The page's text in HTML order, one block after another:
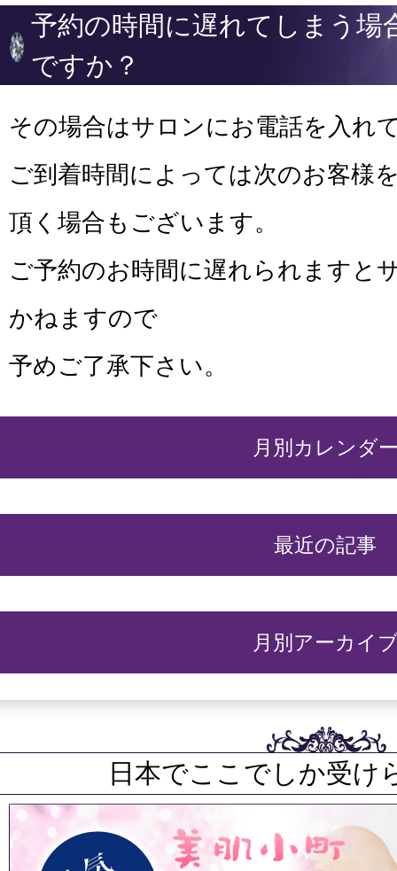
予約の時間に遅れてしまう場
ですか？
その場合はサロンにお電話を入れ
ご到着時間によっては次のお客様
頂く場合もございます。
ご予約のお時間に遅れられますと
かねますので
予めご了承下さい。
月別カレンダ
最近の記事
月別アーカイ
日本でここでしか受け